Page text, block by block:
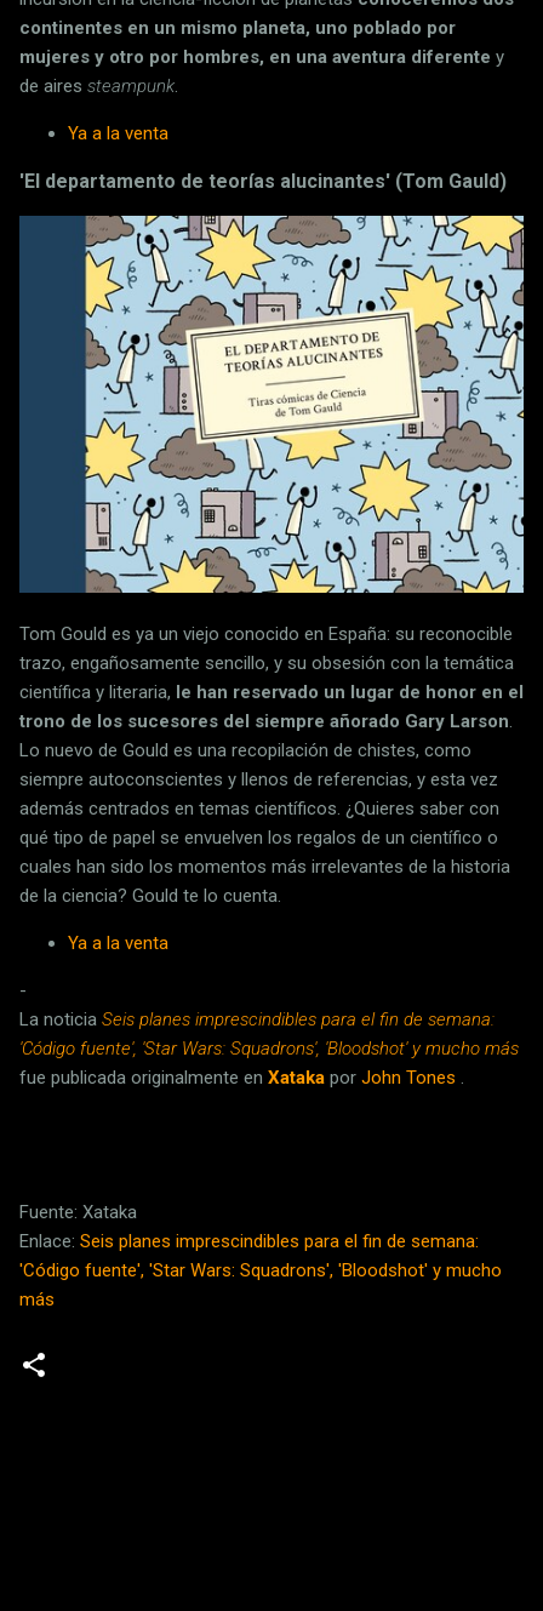
continentes en un mismo planeta, uno poblado por
mujeres y otro por hombres, en una aventura diferente y
de aires steampunk.
Ya a la venta
'El departamento de teorías alucinantes' (Tom Gauld)
Tom Gould es ya un viejo conocido en España: su reconocible
trazo, engañosamente sencillo, y su obsesión con la temática
científica y literaria, le han reservado un lugar de honor en el
trono de los sucesores del siempre añorado Gary Larson.
Lo nuevo de Gould es una recopilación de chistes, como
siempre autoconscientes y llenos de referencias, y esta vez
además centrados en temas científicos. ¿Quieres saber con
qué tipo de papel se envuelven los regalos de un científico o
cuales han sido los momentos más irrelevantes de la historia
de la ciencia? Gould te lo cuenta.
Ya a la venta
-
La noticia Seis planes imprescindibles para el fin de semana:
'Código fuente', 'Star Wars: Squadrons', 'Bloodshot' y mucho más
fue publicada originalmente en Xataka por John Tones .
Fuente: Xataka
Enlace: Seis planes imprescindibles para el fin de semana:
'Código fuente', 'Star Wars: Squadrons', 'Bloodshot' y mucho
más